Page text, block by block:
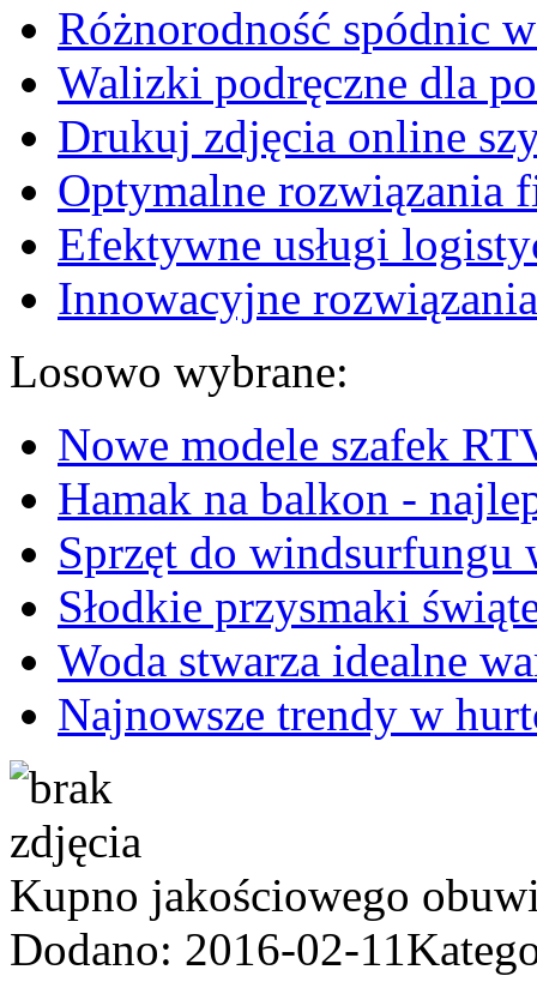
Różnorodność spódnic
Walizki podręczne dla
Drukuj zdjęcia online
Optymalne rozwiązania
Efektywne usługi
Innowacyjne
Losowo wybrane:
Nowe modele szafek
Hamak na balkon -
Sprzęt do windsurfungu
Słodkie przysmaki
Woda stwarza idealne
Najnowsze trendy w
Kupno jakościowego
Dodano: 2016-02-11